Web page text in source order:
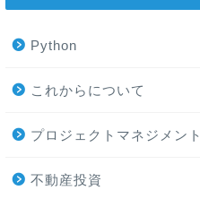
Python
これからについて
プロジェクトマネジメント
不動産投資